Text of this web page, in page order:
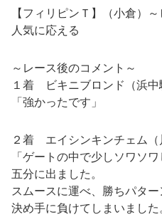
【フィリピンＴ】（小倉）
人気に応える
～レース後のコメント～
１着 ビキニブロンド（浜中
「強かったです」
２着 エイシンキンチェム（
「ゲートの中で少しソワソ
五分に出ました。
スムースに運べ、勝ちパタ
決め手に負けてしまいました